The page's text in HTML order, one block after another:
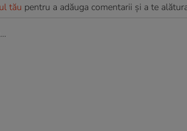
tău pentru a adăuga comentarii și a te